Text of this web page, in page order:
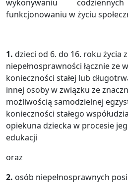
wykonywaniu
funkcjonowaniu w życiu
1. dzieci od 6. do 16. roku życia
niepełnosprawności łącznie ze
konieczności stałej lub
innej osoby w związku ze
możliwością samodzielnej
konieczności stałego
opiekuna dziecka w procesie
edukacji
oraz
2. osób niepełnosprawnych